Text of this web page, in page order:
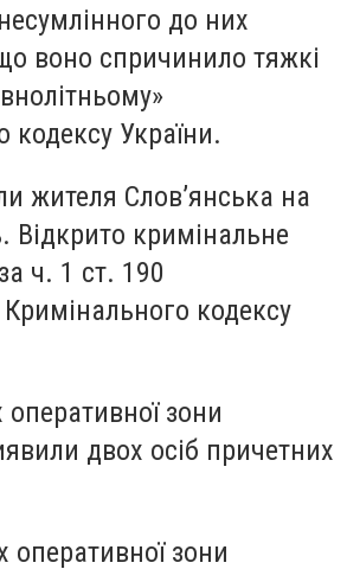
до них
воно спричинило тяжкі
кодексу України.
жителя Слов’янська на
Відкрито кримінальне
ч. 1 ст. 190
кодексу
зони
двох осіб причетних
зони